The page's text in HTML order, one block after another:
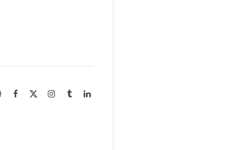
WebsiteFacebook Instagram
TumblrLinkedIn